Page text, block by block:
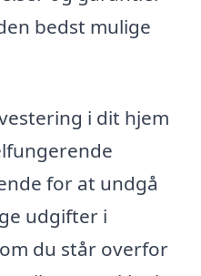
bedst mulige
i dit hjem
for at undgå
udgifter i
du står overfor